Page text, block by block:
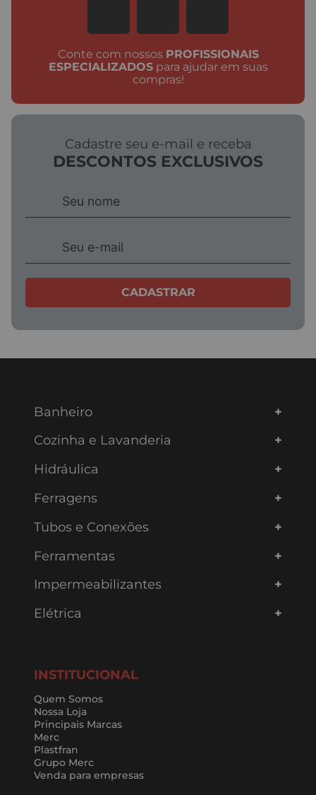
Conte com nossos PROFISSIONAIS
ESPECIALIZADOSpara ajudar em suas
compras!
Cadastre seu e-mail e receba
DESCONTOS EXCLUSIVOS
CADASTRAR
Banheiro
Cozinha e Lavanderia
Hidráulica
Ferragens
Tubos e Conexões
Ferramentas
Impermeabilizantes
Elétrica
INSTITUCIONAL
Quem Somos
Nossa Loja
Principais Marcas
Merc
Plastfran
Grupo Merc
Venda para empresas